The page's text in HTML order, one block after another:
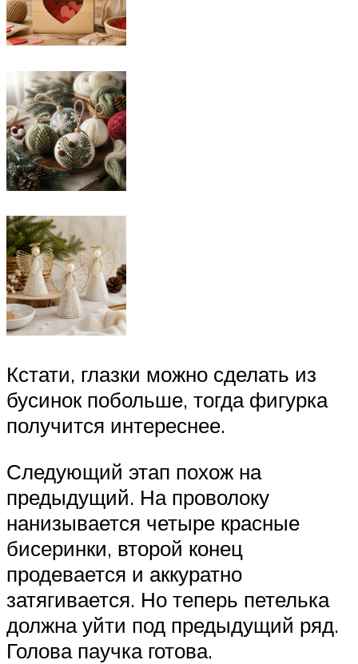
Кстати, глазки можно сделать из
бусинок побольше, тогда фигурка
получится интереснее.
Следующий этап похож на
предыдущий. На проволоку
нанизывается четыре красные
бисеринки, второй конец
продевается и аккуратно
затягивается. Но теперь петелька
должна уйти под предыдущий ряд.
Голова паучка готова.